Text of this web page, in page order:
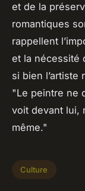
et de la
romantiques
rappellent
et la nécessité
si bien l’artiste
"Le peintre ne
voit devant lui,
même."
Culture